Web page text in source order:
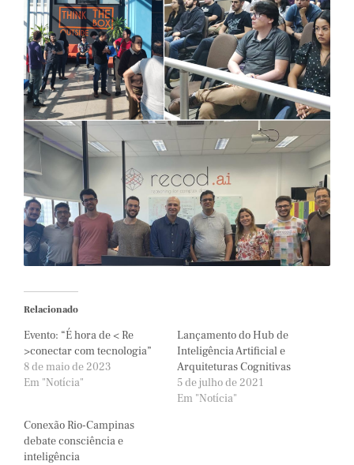
Relacionado
Evento: “É hora de < Re
>conectar com tecnologia”
8 de maio de 2023
Em "Notícia"
Lançamento do Hub de
Inteligência Artificial e
Arquiteturas Cognitivas
5 de julho de 2021
Em "Notícia"
Conexão Rio-Campinas
debate consciência e
inteligência